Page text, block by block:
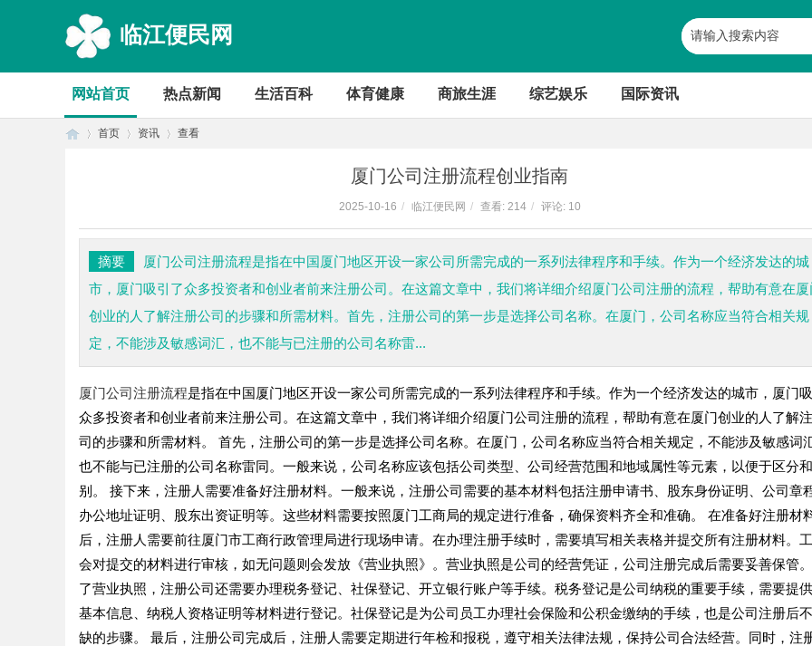
临江便民网
网站首页 热点新闻 生活百科 体育健康 商旅生涯 综艺娱乐 国际资讯
首页 资讯 查看
厦门公司注册流程创业指南
2025-10-16 / 临江便民网 / 查看: 214 / 评论: 10
摘要
厦门公司注册流程是指在中国厦门地区开设一家公司所需完成的一系列法律程序和手续。作为一个经济发达的城
市，厦门吸引了众多投资者和创业者前来注册公司。在这篇文章中，我们将详细介绍厦门公司注册的流程，帮助有意在厦
创业的人了解注册公司的步骤和所需材料。首先，注册公司的第一步是选择公司名称。在厦门，公司名称应当符合相关规
定，不能涉及敏感词汇，也不能与已注册的公司名称雷...
厦门公司注册流程是指在中国厦门地区开设一家公司所需完成的一系列法律程序和手续。作为一个经济发达的城市，厦门
众多投资者和创业者前来注册公司。在这篇文章中，我们将详细介绍厦门公司注册的流程，帮助有意在厦门创业的人了解
司的步骤和所需材料。 首先，注册公司的第一步是选择公司名称。在厦门，公司名称应当符合相关规定，不能涉及敏感词
也不能与已注册的公司名称雷同。一般来说，公司名称应该包括公司类型、公司经营范围和地域属性等元素，以便于区分
别。 接下来，注册人需要准备好注册材料。一般来说，注册公司需要的基本材料包括注册申请书、股东身份证明、公司章程
办公地址证明、股东出资证明等。这些材料需要按照厦门工商局的规定进行准备，确保资料齐全和准确。 在准备好注册材
后，注册人需要前往厦门市工商行政管理局进行现场申请。在办理注册手续时，需要填写相关表格并提交所有注册材料。
会对提交的材料进行审核，如无问题则会发放《营业执照》。营业执照是公司的经营凭证，公司注册完成后需要妥善保管
了营业执照，注册公司还需要办理税务登记、社保登记、开立银行账户等手续。税务登记是公司纳税的重要手续，需要提
基本信息、纳税人资格证明等材料进行登记。社保登记是为公司员工办理社会保险和公积金缴纳的手续，也是公司注册后
缺的步骤。 最后，注册公司完成后，注册人需要定期进行年检和报税，遵守相关法律法规，保持公司合法经营。同时，注